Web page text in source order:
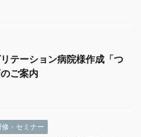
テーション病院様作成「つ
ご案内
修・セミナー